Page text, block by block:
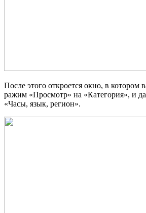
После этого откроется окно, в котором
ражим «Просмотр» на «Категория», и
«Часы, язык, регион».